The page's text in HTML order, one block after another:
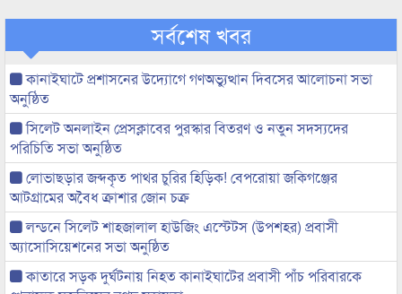
সর্বশেষ খবর
কানাইঘাটে প্রশাসনের উদ্যোগে গণঅভ্যুত্থান দিবসের আলোচনা সভা
অনুষ্ঠিত
সিলেট অনলাইন প্রেসক্লাবের পুরস্কার বিতরণ ও নতুন সদস্যদের
পরিচিতি সভা অনুষ্ঠিত
লোভাছড়ার জব্দকৃত পাথর চুরির হিড়িক! বেপরোয়া জকিগঞ্জের
আটগ্রামের অবৈধ ক্রাশার জোন চক্র
লন্ডনে সিলেট শাহজালাল হাউজিং এস্টেটস (উপশহর) প্রবাসী
অ্যাসোসিয়েশনের সভা অনুষ্ঠিত
কাতারে সড়ক দুর্ঘটনায় নিহত কানাইঘাটের প্রবাসী পাঁচ পরিবারকে